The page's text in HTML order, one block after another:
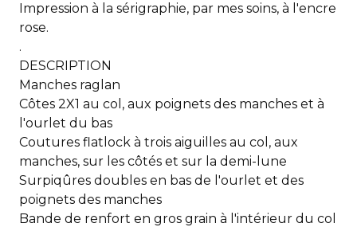
Impression à la sérigraphie, par mes soins, à l'encre
rose.
.
DESCRIPTION
Manches raglan
Côtes 2X1 au col, aux poignets des manches et à
l'ourlet du bas
Coutures flatlock à trois aiguilles au col, aux
manches, sur les côtés et sur la demi-lune
Surpiqûres doubles en bas de l'ourlet et des
poignets des manches
Bande de renfort en gros grain à l'intérieur du col